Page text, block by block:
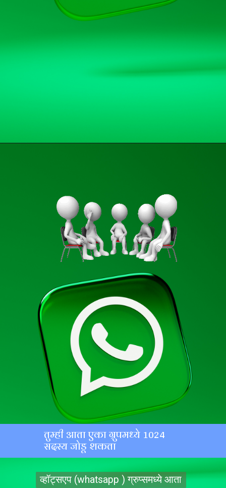
तुम्ही आता एका ग्रुपमध्ये 1024
सदस्य जोडू शकता
व्हॉट्सएप (whatsapp ) ग्रुप्समध्ये आता
व्हॉट्सएप (whatsapp ) ग्रुप्समध्ये आता